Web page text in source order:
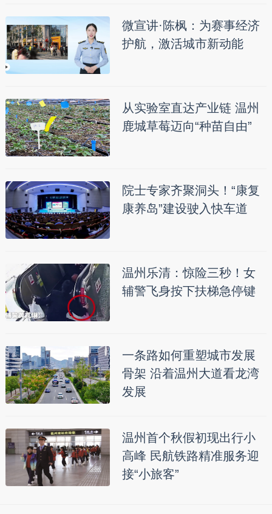
微宣讲·陈枫：为赛事经济
护航，激活城市新动能
从实验室直达产业链 温州
鹿城草莓迈向“种苗自由”
院士专家齐聚洞头！“康复
康养岛”建设驶入快车道
温州乐清：惊险三秒！女
辅警飞身按下扶梯急停键
一条路如何重塑城市发展
骨架 沿着温州大道看龙湾
发展
温州首个秋假初现出行小
高峰 民航铁路精准服务迎
接“小旅客”